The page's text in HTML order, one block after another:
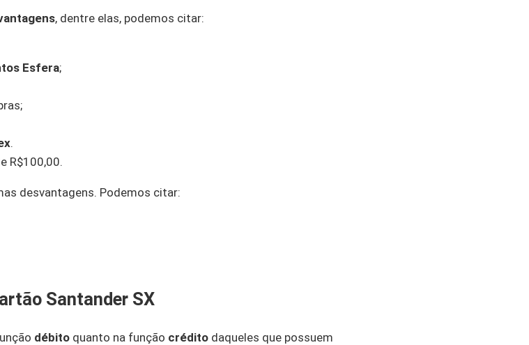
, dentre elas, podemos citar:
Esfera;
.
R$100,00.
desvantagens. Podemos citar:
Santander SX
débito quanto na função crédito daqueles que possuem